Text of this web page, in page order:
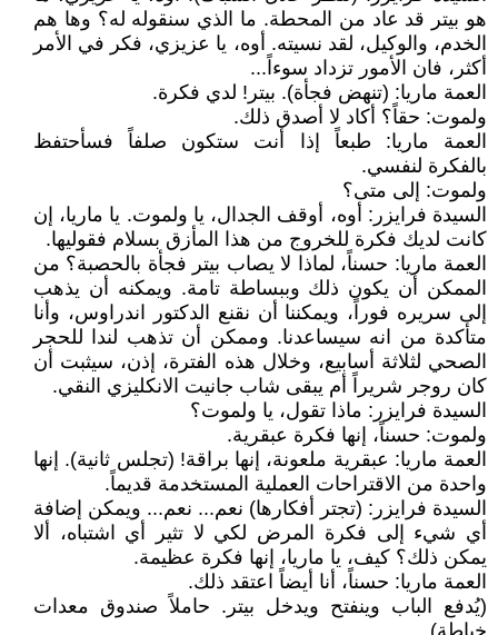
هو بيتر قد عاد من المحطة. ما الذي سنقوله له؟ وها هم
الخدم، والوكيل، لقد نسيته. أوه، يا عزيزي، فكر في الأمر
أكثر، فان الأمور تزداد سوءاً...
العمة ماريا: (تنهض فجأة). بيتر! لدي فكرة.
ولموت: حقاً؟ أكاد لا أصدق ذلك.
العمة ماريا: طبعاً إذا أنت ستكون صلفاً فسأحتفظ
بالفكرة لنفسي.
ولموت: إلى متى؟
السيدة فرايزر: أوه، أوقف الجدال، يا ولموت. يا ماريا، إن
كانت لديك فكرة للخروج من هذا المأزق بسلام فقوليها.
العمة ماريا: حسناً، لماذا لا يصاب بيتر فجأة بالحصبة؟ من
الممكن أن يكون ذلك وببساطة تامة. ويمكنه أن يذهب
إلى سريره فوراً، ويمكننا أن نقنع الدكتور اندراوس، وأنا
متأكدة من انه سيساعدنا. وممكن أن تذهب لندا للحجر
الصحي لثلاثة أسابيع، وخلال هذه الفترة، إذن، سيثبت أن
كان روجر شريراً أم يبقى شاب جانيت الانكليزي النقي.
السيدة فرايزر: ماذا تقول، يا ولموت؟
ولموت: حسناً، إنها فكرة عبقرية.
العمة ماريا: عبقرية ملعونة، إنها براقة! (تجلس ثانية). إنها
واحدة من الاقتراحات العملية المستخدمة قديماً.
السيدة فرايزر: (تجتر أفكارها) نعم... نعم... ويمكن إضافة
أي شيء إلى فكرة المرض لكي لا تثير أي اشتباه، ألا
يمكن ذلك؟ كيف، يا ماريا، إنها فكرة عظيمة.
العمة ماريا: حسناً، أنا أيضاً اعتقد ذلك.
(يُدفع الباب وينفتح ويدخل بيتر. حاملاً صندوق معدات